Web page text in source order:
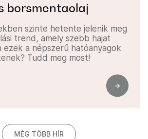
borsmentaolaj
szinte hetente jelenik meg
trend, amely szebb hajat
ezek a népszerű hatóanyagok
Tudd meg most!
MÉG TÖBB HÍR